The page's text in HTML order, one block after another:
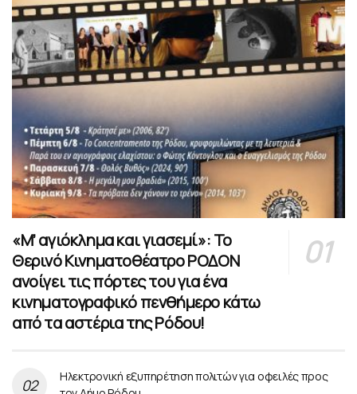
«Μ’ αγιόκλημα και γιασεμί»: Το
Θερινό Κινηματοθέατρο ΡΟΔΟΝ
ανοίγει τις πόρτες του για ένα
κινηματογραφικό πενθήμερο κάτω
από τα αστέρια της Ρόδου!
Ηλεκτρονική εξυπηρέτηση πολιτών για οφειλές προς